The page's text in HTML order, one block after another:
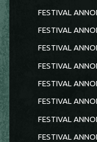
FESTIVAL
FESTIVAL
FESTIVAL
FESTIVAL
FESTIVAL
FESTIVAL
FESTIVAL
FESTIVAL